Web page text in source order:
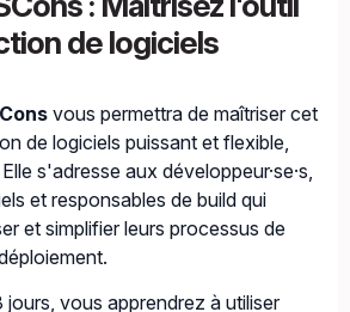
de logiciels
vous permettra de maîtriser cet
de logiciels puissant et flexible,
Elle s'adresse aux développeur·se·s,
et responsables de build qui
et simplifier leurs processus de
vous apprendrez à utiliser